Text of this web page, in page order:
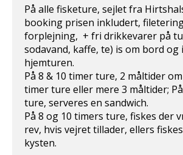
På alle fisketure, sejlet fra
booking prisen inkludert,
forplejning, + fri drikkevarer på
sodavand, kaffe, te) is om bord og
hjemturen.
På 8 & 10 timer ture, 2 måltider
timer ture eller mere 3 måltider;
ture, serveres en sandwich.
På 8 og 10 timers ture, fiskes der
rev, hvis vejret tillader, ellers
kysten.